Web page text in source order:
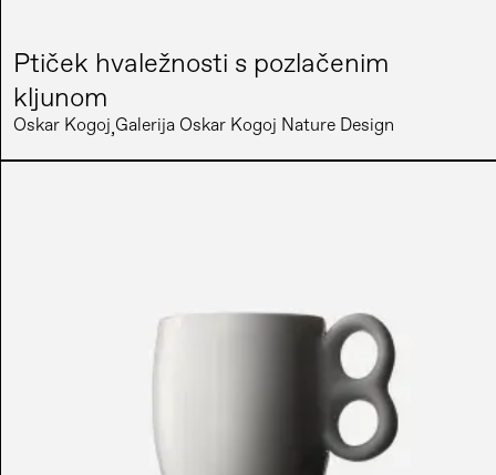
Ptiček hvaležnosti s pozlačenim
kljunom
Oskar Kogoj Galerija Oskar Kogoj Nature Design